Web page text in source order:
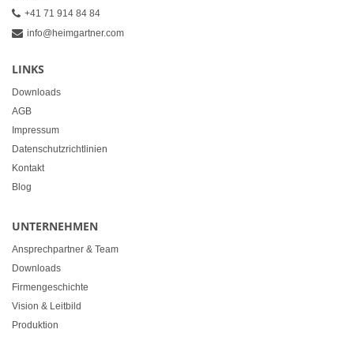
+41 71 914 84 84
info@heimgartner.com
LINKS
Downloads
AGB
Impressum
Datenschutzrichtlinien
Kontakt
Blog
UNTERNEHMEN
Ansprechpartner & Team
Downloads
Firmengeschichte
Vision & Leitbild
Produktion